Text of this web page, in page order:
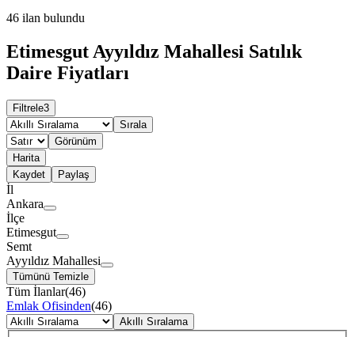
46 ilan bulundu
Etimesgut Ayyıldız Mahallesi Satılık
Daire Fiyatları
Filtrele3
Sırala
Görünüm
Harita
Kaydet
Paylaş
İl
Ankara
İlçe
Etimesgut
Semt
Ayyıldız Mahallesi
Tümünü Temizle
Tüm İlanlar(46)
Emlak Ofisinden(46)
Akıllı Sıralama